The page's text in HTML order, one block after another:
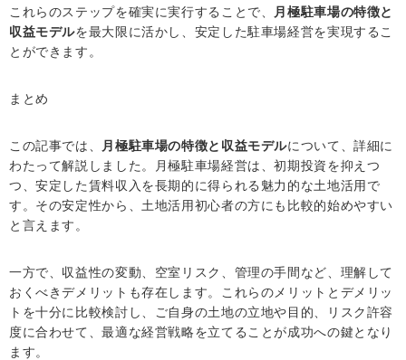
これらのステップを確実に実行することで、
月極駐車場の特徴と
収益モデルを最大限に活かし、安定した駐車場経営を実現するこ
とができます。
まとめ
この記事では、 月極駐車場の特徴と収益モデルについて、詳細に
わたって解説しました。月極駐車場経営は、初期投資を抑えつ
つ、安定した賃料収入を長期的に得られる魅力的な土地活用で
す。その安定性から、土地活用初心者の方にも比較的始めやすい
と言えます。
一方で、収益性の変動、空室リスク、管理の手間など、理解して
おくべきデメリットも存在します。これらのメリットとデメリッ
トを十分に比較検討し、ご自身の土地の立地や目的、リスク許容
度に合わせて、最適な経営戦略を立てることが成功への鍵となり
ます。